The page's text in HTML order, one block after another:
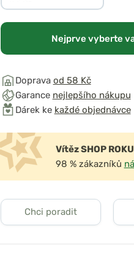
Nejprve vyberte
Doprava od 58 Kč
Garance nejlepšího nákupu
Dárek ke každé objednávce
Vítěz SHOP
98 % zákazníků
Chci poradit